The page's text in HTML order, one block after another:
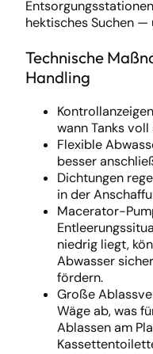
hektisches Suchen —
Technische
Handling
wann Tanks voll
Flexible
besser
Dichtungen
in der
Macerator-
niedrig liegt,
Abwasser
fördern.
Große
Wäge ab, was
Ablassen am